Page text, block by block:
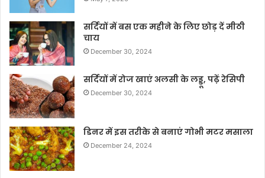
सर्दियों में बस एक महीने के लिए छोड़ दें मीठी
चाय
December 30, 2024
सर्दियों में रोज खाएं अलसी के लड्डू, पढ़ें रेसिपी
December 30, 2024
डिनर में इस तरीके से बनाएं गोभी मटर मसाला
December 24, 2024